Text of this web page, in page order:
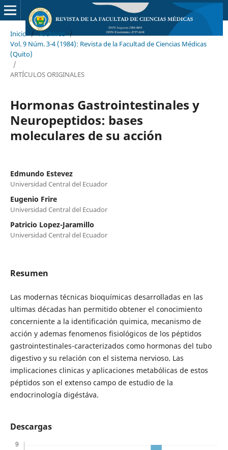
Inicio / Archivos /
Vol. 9 Núm. 3-4 (1984): Revista de la Facultad de Ciencias Médicas
(Quito)
/
ARTÍCULOS ORIGINALES
Hormonas Gastrointestinales y
Neuropeptidos: bases
moleculares de su acción
Edmundo Estevez
Universidad Central del Ecuador
Eugenio Frire
Universidad Central del Ecuador
Patricio Lopez-Jaramillo
Universidad Central del Ecuador
Resumen
Las modernas técnicas bioquímicas desarrolladas en las
ultimas décadas han permitido obtener el conocimiento
concerniente a la identificación quimica, mecanismo de
acción y ademas fenomenos fisiológicos de los péptidos
gastrointestinales-caracterizados como hormonas del tubo
digestivo y su relación con el sistema nervioso. Las
implicaciones clinicas y aplicaciones metabólicas de estos
péptidos son el extenso campo de estudio de la
endocrinología digéstáva.
Descargas